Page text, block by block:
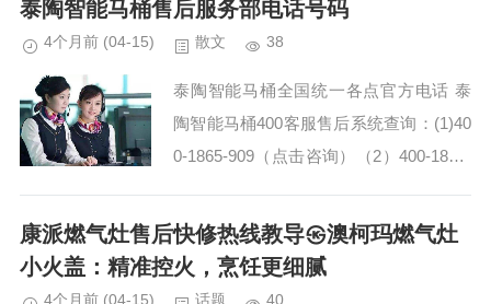
泰陶智能马桶售后服务部电话号码
4个月前 (04-15) 散文 38
泰陶智能马桶全国统一各点官方电话 泰
陶智能马桶400客服售后系统查询：(1)40
0-1865-909（点击咨询）（2）400-1865-
全国统一客服(1)40...
康派燃气灶售后快修热线教导㉿澳柯玛燃气灶
小火盖：精准控火，烹饪更细腻
4个月前 (04-15) 话题 40